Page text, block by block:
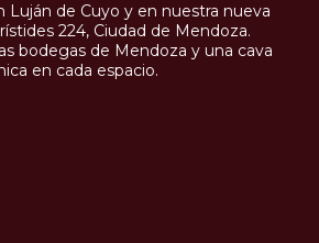
Luján de Cuyo y en nuestra nueva
224, Ciudad de Mendoza.
bodegas de Mendoza y una cava
en cada espacio.